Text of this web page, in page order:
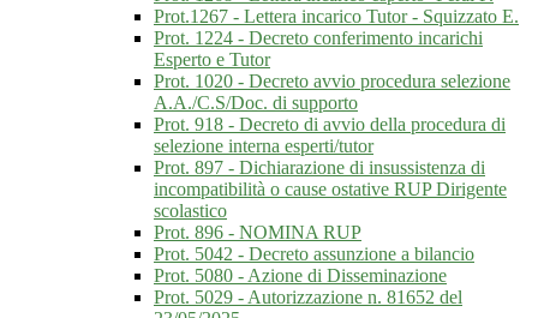
Prot.1267 - Lettera incarico Tutor - Squizzato E.
Prot. 1224 - Decreto conferimento incarichi
Esperto e Tutor
Prot. 1020 - Decreto avvio procedura selezione
A.A./C.S/Doc. di supporto
Prot. 918 - Decreto di avvio della procedura di
selezione interna esperti/tutor
Prot. 897 - Dichiarazione di insussistenza di
incompatibilità o cause ostative RUP Dirigente
scolastico
Prot. 896 - NOMINA RUP
Prot. 5042 - Decreto assunzione a bilancio
Prot. 5080 - Azione di Disseminazione
Prot. 5029 - Autorizzazione n. 81652 del